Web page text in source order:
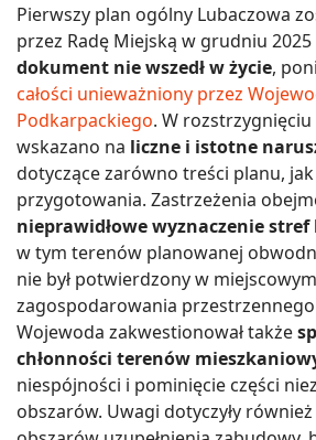
Pierwszy plan ogólny Lubaczowa
przez Radę Miejską w grudniu
dokument nie wszedł w życie,
całości unieważniony przez
Podkarpackiego. W
wskazano na liczne i istotne
dotyczące zarówno treści planu,
przygotowania. Zastrzeżenia
nieprawidłowe wyznaczenie
w tym terenów planowanej
nie był potwierdzony w
zagospodarowania przestrzennego
Wojewoda zakwestionował także
chłonności terenów
niespójności i pominięcie części
obszarów. Uwagi dotyczyły